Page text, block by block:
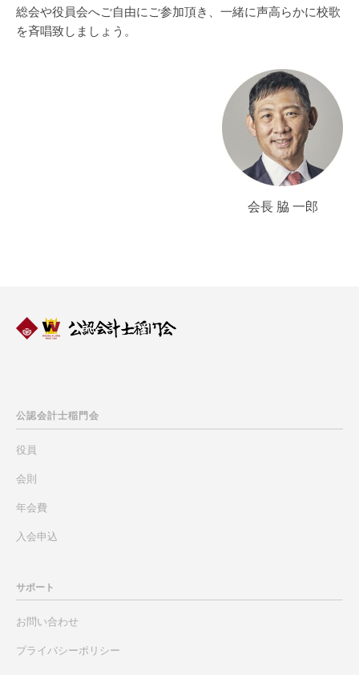
総会や役員会へご自由にご参加頂き、一緒に声高らかに校歌
を斉唱致しましょう。
会長 脇 一郎
公認会計士稲門会
役員
会則
年会費
入会申込
サポート
お問い合わせ
プライバシーポリシー